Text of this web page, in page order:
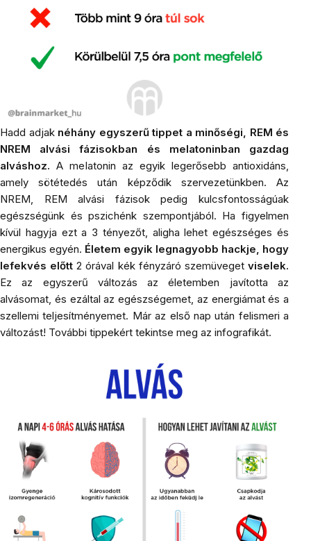
Hadd adjak néhány egyszerű tippet a minőségi, REM és
NREM alvási fázisokban és meIatoninban gazdag
alváshoz. A meIatonin az egyik legerősebb antioxidáns,
amely sötétedés után képződik szervezetünkben. Az
NREM, REM alvási fázisok pedig kulcsfontosságúak
egészségünk és pszichénk szempontjából. Ha figyelmen
kívül hagyja ezt a 3 tényezőt, aligha lehet egészséges és
energikus egyén. Életem egyik legnagyobb hackje, hogy
lefekvés előtt 2 órával kék fényzáró szemüveget viselek.
Ez az egyszerű változás az életemben javította az
alvásomat, és ezáltal az egészségemet, az energiámat és a
szellemi teljesítményemet. Már az első nap után felismeri a
változást! További tippekért tekintse meg az infografikát.